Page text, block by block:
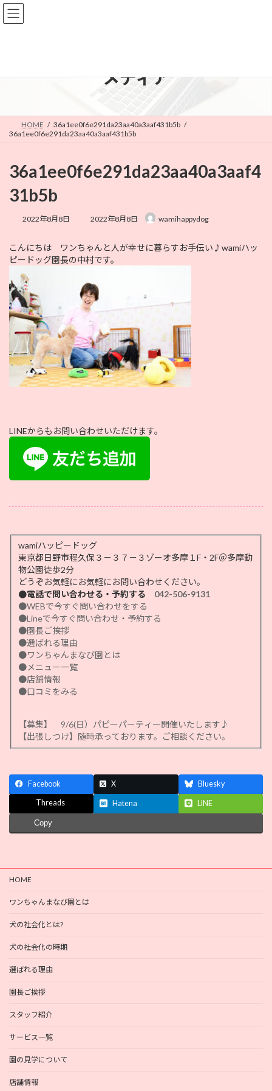
コ
ン
ス
プ
ナ
ビ
ン
動
メディア
HOME
36a1ee0f6e291da23aa40a3aaf431b5b
36a1ee0f6e291da23aa40a3aaf431b5b
36a1ee0f6e291da23aa40a3aaf4
31b5b
2022年8月8日
最
新
日
:
2022年8月8日 wamihappydog
こんにちは ワンちゃんと人が幸せに暮らすお手伝い♪wamiハッ
ピードッグ園長の中村です。
LINEからもお問い合わせいただけます。
.
wamiハッピードッグ
東京都日野市程久保３－３７－３ゾーオ多摩１F・2F＠多摩動
物公園徒歩2分
どうぞお気軽にお気軽にお問い合わせください。
●電話で問い合わせる・予約する 042-506-9131
●WEBで今すぐ問い合わせをする
●Lineで今すぐ問い合わせ・予約する
●園長ご挨拶
●選ばれる理由
●ワンちゃんまなび園とは
●メニュー一覧
●店舗情報
●口コミをみる
【募集】 9/6(日）パピーパーティー開催いたします♪
【出張しつけ】随時承っております。ご相談ください。
Facebook X Bluesky
Threads Hatena LINE
Copy
HOME
ワンちゃんまなび園とは
犬の社会化とは?
犬の社会化の時期
選ばれる理由
園長ご挨拶
スタッフ紹介
サービス一覧
園の見学について
店舗情報